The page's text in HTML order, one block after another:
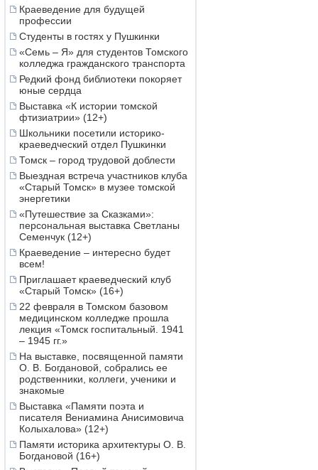
Краеведение для будущей
профессии
Студенты в гостях у Пушкинки
«Семь – Я» для студентов Томского
колледжа гражданского транспорта
Редкий фонд библиотеки покоряет
юные сердца
Выставка «К истории томской
фтизиатрии» (12+)
Школьники посетили историко-
краеведческий отдел Пушкинки
Томск – город трудовой доблести
Выездная встреча участников клуба
«Старый Томск» в музее томской
энергетики
«Путешествие за Сказками»:
персональная выставка Светланы
Семенчук (12+)
Краеведение – интересно будет
всем!
Приглашает краеведческий клуб
«Старый Томск» (16+)
22 февраля в Томском базовом
медицинском колледже прошла
лекция «Томск госпитальный. 1941
– 1945 гг.»
На выставке, посвященной памяти
О. В. Богдановой, собрались ее
родственники, коллеги, ученики и
знакомые
Выставка «Памяти поэта и
писателя Вениамина Анисимовича
Колыхалова» (12+)
Памяти историка архитектуры О. В.
Богдановой (16+)